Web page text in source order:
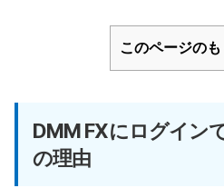
このページのも
DMM FXにログイン
の理由